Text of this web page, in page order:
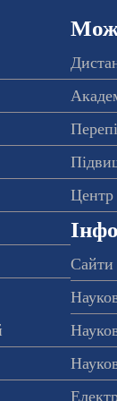
Центр
Сайти